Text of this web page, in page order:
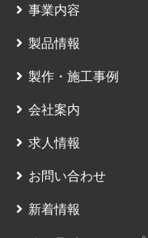
事業内容
製品情報
製作・施工事例
会社案内
求人情報
お問い合わせ
新着情報